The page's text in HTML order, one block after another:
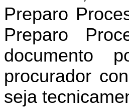
Preparo
Preparo
documento
procurador
seja